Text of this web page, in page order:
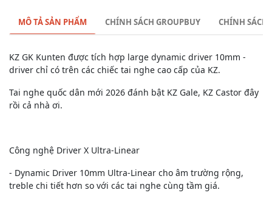
MÔ TẢ SẢN PHẨM CHÍNH SÁCH GROUPBUY CHÍNH SÁCH
KZ GK Kunten được tích hợp large dynamic driver 10mm -
driver chỉ có trên các chiếc tai nghe cao cấp của KZ.
Tai nghe quốc dân mới 2026 đánh bật KZ Gale, KZ Castor đây
rồi cả nhà ơi.
Công nghệ Driver X Ultra-Linear
- Dynamic Driver 10mm Ultra-Linear cho âm trường rộng,
treble chi tiết hơn so với các tai nghe cùng tầm giá.